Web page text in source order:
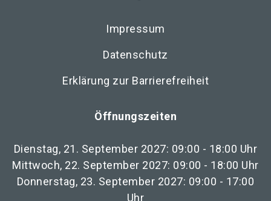
Impressum
Datenschutz
Erklärung zur Barrierefreiheit
Öffnungszeiten
Dienstag, 21. September 2027: 09:00 - 18:00 Uhr
Mittwoch, 22. September 2027: 09:00 - 18:00 Uhr
Donnerstag, 23. September 2027: 09:00 - 17:00
Uhr